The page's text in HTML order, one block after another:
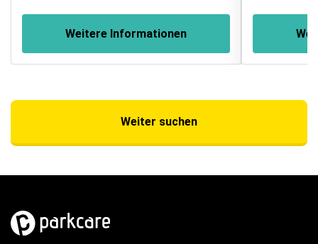
Weitere Informationen
Weiter suchen